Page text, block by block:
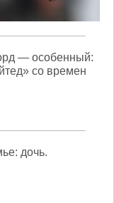
— особенный:
со времен
дочь.